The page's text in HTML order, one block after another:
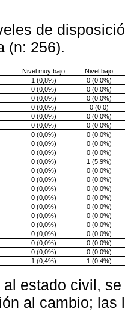
de
(n: 256).
Nivel muy bajo
Nivel bajo
1 (0,8%)
0 (0,0%)
0 (0,0%)
0 (0,0%)
0 (0,0%)
0 (0,0%)
0 (0,0%)
0 (0,0)
0 (0,0%)
0 (0,0%)
0 (0,0%)
0 (0,0%)
0 (0,0%)
0 (0,0%)
0 (0,0%)
0 (0,0%)
0 (0,0%)
0 (0,0%)
0 (0,0%)
1 (5,9%)
0 (0,0%)
0 (0,0%)
0 (0,0%)
0 (0,0%)
0 (0,0%)
0 (0,0%)
0 (0,0%)
0 (0,0%)
0 (0,0%)
0 (0,0%)
0 (0,0%)
0 (0,0%)
0 (0,0%)
0 (0,0%)
0 (0,0%)
0 (0,0%)
0 (0,0%)
0 (0,0%)
0 (0,0%)
0 (0,0%)
1 (0,4%) 1 (0,4%)
al estado civil,
al cambio; las